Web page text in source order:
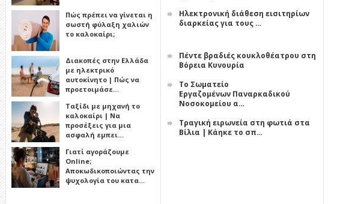
Πώς πρέπει να γίνεται η
σωστή φύλαξη χαλιών
το καλοκαίρι;
Διακοπές στην Ελλάδα
με ηλεκτρικό
αυτοκίνητο | Πώς να
προετοιμάσε…
Ταξίδι με μηχανή το
καλοκαίρι | Να
προσέξεις για μια
ασφαλή εμπει…
Γιατί αγοράζουμε
Online;
Αποκωδικοποιώντας την
ψυχολογία του κατα…
Ηλεκτρονική διάθεση εισιτηρίων
διαρκείας για τους …
Πέντε βραδιές κουκλοθέατρου στη
Βόρεια Κυνουρία
Το Σωματείο
Εργαζομένων Παναρκαδικού
Νοσοκομείου α…
Τραγική ειρωνεία στη φωτιά στα
Βίλια | Κάηκε το σπ…